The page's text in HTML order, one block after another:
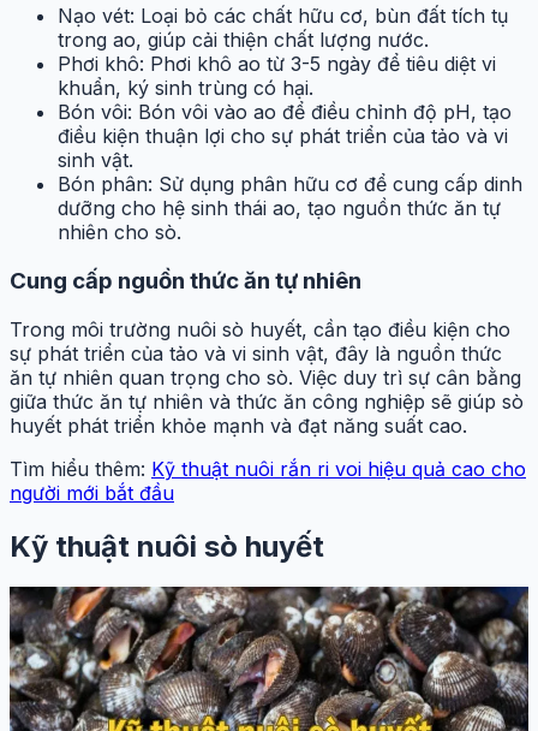
Nạo vét: Loại bỏ các chất hữu cơ, bùn đất tích tụ
trong ao, giúp cải thiện chất lượng nước.
Phơi khô: Phơi khô ao từ 3-5 ngày để tiêu diệt vi
khuẩn, ký sinh trùng có hại.
Bón vôi: Bón vôi vào ao để điều chỉnh độ pH, tạo
điều kiện thuận lợi cho sự phát triển của tảo và vi
sinh vật.
Bón phân: Sử dụng phân hữu cơ để cung cấp dinh
dưỡng cho hệ sinh thái ao, tạo nguồn thức ăn tự
nhiên cho sò.
Cung cấp nguồn thức ăn tự nhiên
Trong môi trường nuôi sò huyết, cần tạo điều kiện cho
sự phát triển của tảo và vi sinh vật, đây là nguồn thức
ăn tự nhiên quan trọng cho sò. Việc duy trì sự cân bằng
giữa thức ăn tự nhiên và thức ăn công nghiệp sẽ giúp sò
huyết phát triển khỏe mạnh và đạt năng suất cao.
Tìm hiểu thêm: Kỹ thuật nuôi rắn ri voi hiệu quả cao cho
người mới bắt đầu
Kỹ thuật nuôi sò huyết